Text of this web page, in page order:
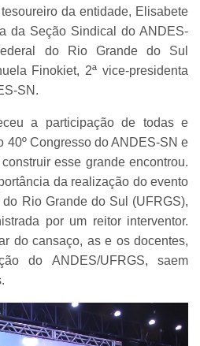
da entidade, Elisabete
da Seção Sindical do ANDES-
do Rio Grande do Sul
Finokiet, 2ª vice-presidenta
SN.
a participação de todas e
40º Congresso do ANDES-SN e
esse grande encontrou.
da realização do evento
Rio Grande do Sul (UFRGS),
por um reitor interventor.
do cansaço, as e os docentes,
do ANDES/UFRGS, saem